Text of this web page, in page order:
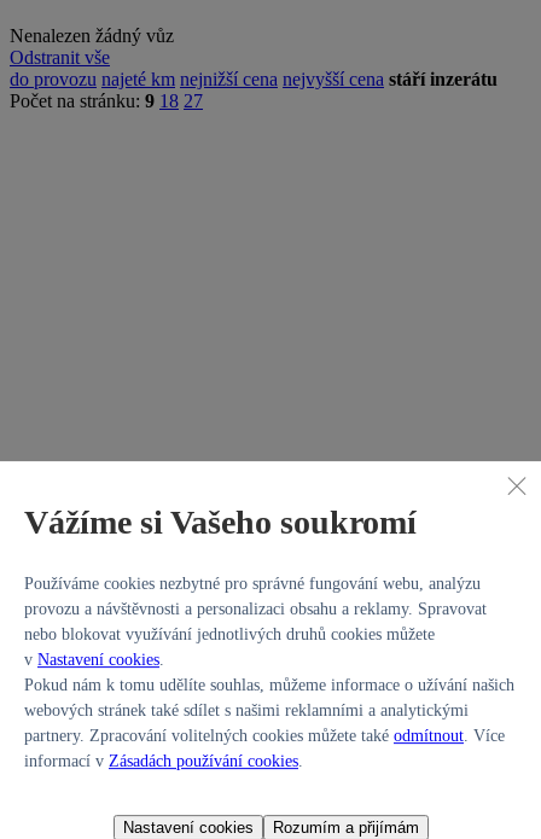
Nenalezen žádný vůz
Odstranit vše
do provozu najeté km nejnižší cena nejvyšší cena stáří inzerátu
Počet na stránku: 9 18 27
Prodejce v tuto chvíli neinzeruje žádný vůz.
Kontaktujte prodejce napřímo
E-mail:info@hyundaivbrne.cz
Zobrazit telefon
nebo vyhledávejte v nabídce ostatních autorizovaných prodejců
Hyundai Promise.
Vyhledat vůz
Koupě vozu
Vážíme si Vašeho soukromí
Používáme cookies nezbytné pro správné fungování webu, analýzu
provozu a návštěvnosti a personalizaci obsahu a reklamy. Spravovat
nebo blokovat využívání jednotlivých druhů cookies můžete
v Nastavení cookies
Pokud nám k tomu udělíte souhlas, můžeme informace o užívání našich
webových stránek také sdílet s našimi reklamními a analytickými
partnery. Zpracování volitelných cookies můžete také odmítnout . Více
informací v Zásadách používání cookies
Nastavení cookies Rozumím a přijímám